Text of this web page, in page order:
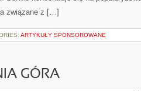
związane z […]
ARTYKUŁY SPONSOROWANE
GÓRA